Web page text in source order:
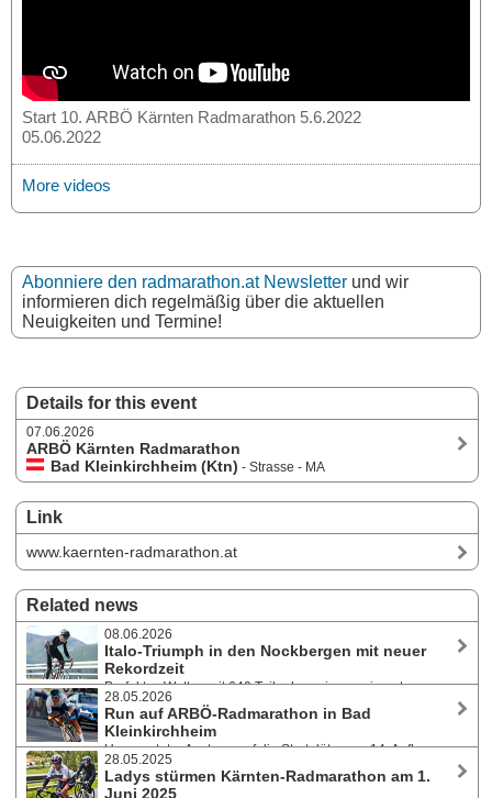
Details for this event
07.06.2026
ARBÖ Kärnten Radmarathon
Bad Kleinkirchheim (Ktn) - Strasse - MA
Link
www.kaernten-radmarathon.at
Related news
08.06.2026
Italo-Triumph in den Nockbergen mit neuer
Rekordzeit
Perfektes Wetter, mit 640 Teilnehmer:innen ein gut
gefülltes Starterfeld, keine Zwischenfälle und strahlende Sieger - die
14. Auflage des ARBÖ-Radmarathons in Bad Kleinkirchheim am 7. Juni
2026 ließ die Radsportherzen wieder höherschlagen. Andrea Calza
und Lara Maierbrugger siegten.
28.05.2026
Run auf ARBÖ-Radmarathon in Bad
Kleinkirchheim
Unerwarteter Ansturm auf die Startplätze zur 14. Auflage
des Austria Top Tour-Events am 7. Juni 2026. Veranstalter muss
maximale Teilnehmeranzahl aufstocken. Auch der ehemalige Top-
28.05.2025
Ladys stürmen Kärnten-Radmarathon am 1.
Juni 2025
Start 10. ARBÖ Kärnten Radmarathon 5.6.2022
05.06.2022
More videos
Abonniere den radmarathon.at Newsletter und wir
informieren dich regelmäßig über die aktuellen
Neuigkeiten und Termine!